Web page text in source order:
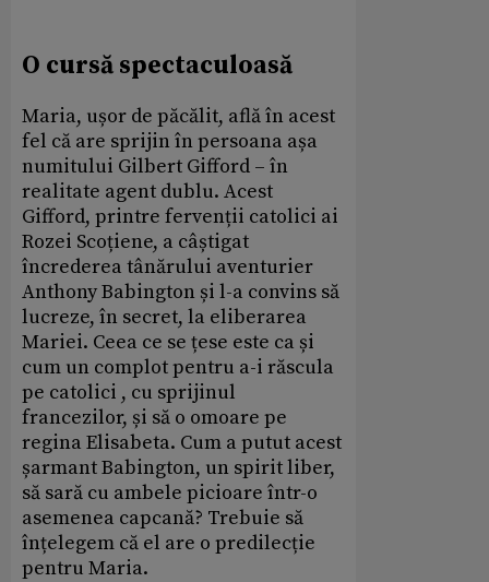
O cursă spectaculoasă
Maria, ușor de păcălit, află în acest
fel că are sprijin în persoana așa
numitului Gilbert Gifford – în
realitate agent dublu. Acest
Gifford, printre fervenții catolici ai
Rozei Scoțiene, a câștigat
încrederea tânărului aventurier
Anthony Babington și l-a convins să
lucreze, în secret, la eliberarea
Mariei. Ceea ce se țese este ca și
cum un complot pentru a-i răscula
pe catolici , cu sprijinul
francezilor, și să o omoare pe
regina Elisabeta. Cum a putut acest
șarmant Babington, un spirit liber,
să sară cu ambele picioare într-o
asemenea capcană? Trebuie să
înțelegem că el are o predilecție
pentru Maria.